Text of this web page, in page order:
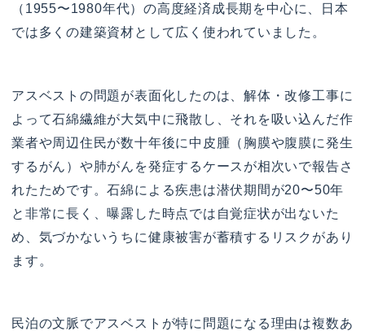
（1955〜1980年代）の高度経済成長期を中心に、日本
では多くの建築資材として広く使われていました。
アスベストの問題が表面化したのは、解体・改修工事に
よって石綿繊維が大気中に飛散し、それを吸い込んだ作
業者や周辺住民が数十年後に中皮腫（胸膜や腹膜に発生
するがん）や肺がんを発症するケースが相次いで報告さ
れたためです。石綿による疾患は潜伏期間が20〜50年
と非常に長く、曝露した時点では自覚症状が出ないた
め、気づかないうちに健康被害が蓄積するリスクがあり
ます。
民泊の文脈でアスベストが特に問題になる理由は複数あ